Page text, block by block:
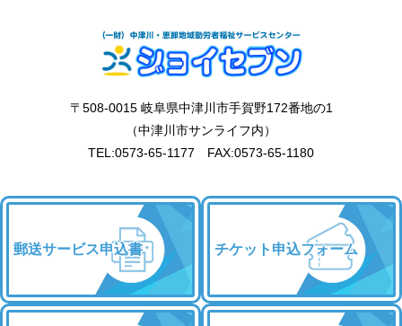
〒508-0015 岐阜県中津川市手賀野172番地の1
（中津川市サンライフ内）
TEL:0573-65-1177 FAX:0573-65-1180
郵送サービス申込書 チケット申込フォーム